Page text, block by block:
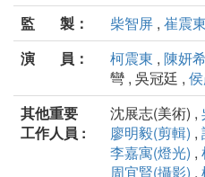
監 製：
柴智屏 , 崔震東
演 員：
柯震東 , 陳妍
彎 , 吳冠廷 ,
其他重要
工作人員 :
沈展志(美術) ,
廖明毅(剪輯) ,
李嘉寓(燈光) ,
周宜賢(攝影) ,